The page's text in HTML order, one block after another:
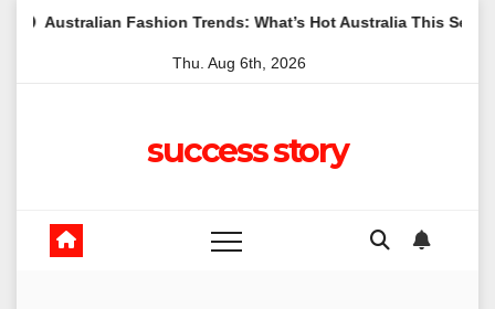
SkipFashion Trends: What’s Hot Australia This Season
Thu. Aug 6th, 2026
success story